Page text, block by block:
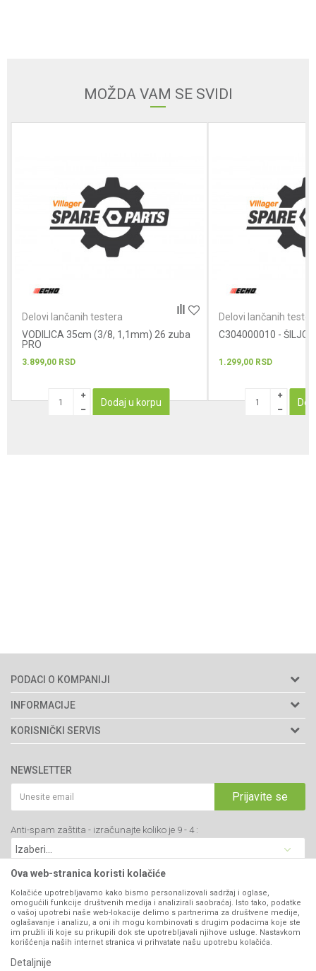
POŠALJI
MOŽDA VAM SE SVIDI
Delovi lančanih testera
VODILICA 35cm (3/8, 1,1mm) 26 zuba
PRO
3.899,00 RSD
Dodaj u korpu
Delovi lančanih
C304000010 - ŠILJCI
1.299,00 RSD
PODACI O KOMPANIJI
Agromarket doo
Adresa: Kraljevačkog bataljona 235/2
34000 Kragujevac, Srbija
webshop@agromarket.rs
PIB: 102135221
Matični broj: 07593252
INFORMACIJE
O nama
Prodavnice
Brendovi
Katalozi
Blog
Najčešća pitanja
KORISNIČKI SERVIS
Politika privatnosti
Kako kupiti
Isporuka
Click & Collect
Načini plaćanja
Plaćanje karticama
Web kredit Raiffeisen banke
Pravo na odustajanje
Reklamacije
NEWSLETTER
Prijavite se
Anti-spam zaštita - izračunajte koliko je 9 - 4 :
VIBER I SMS NEWSLETTER
Prijavite se
PRATITE NAS
Ova web-stranica koristi kolačiće
Kolačiće upotrebljavamo kako bismo personalizovali sadržaj i oglase,
omogućili funkcije društvenih medija i analizirali saobraćaj. Isto tako, podatke
o vašoj upotrebi naše web-lokacije delimo s partnerima za društvene medije,
oglašavanje i analizu, a oni ih mogu kombinovati s drugim podacima koje ste
im pružili ili koje su prikupili dok ste upotrebljavali njihove usluge. Nastavkom
korišćenja naših internet stranica vi prihvatate našu upotrebu kolačića.
Detaljnije